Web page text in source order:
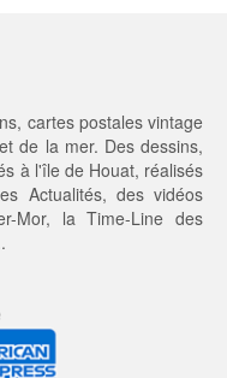
cartes postales vintage
de la mer. Des dessins,
à l'île de Houat, réalisés
Actualités, des vidéos
Mor, laTime-Line des